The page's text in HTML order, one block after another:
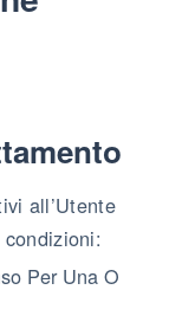
all’Utente
Per Una O